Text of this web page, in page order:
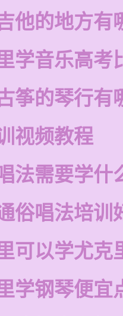
他的地方有
学音乐高考
筝的琴行有
视频教程
法需要学什
俗唱法培训
可以学尤克
学钢琴便宜